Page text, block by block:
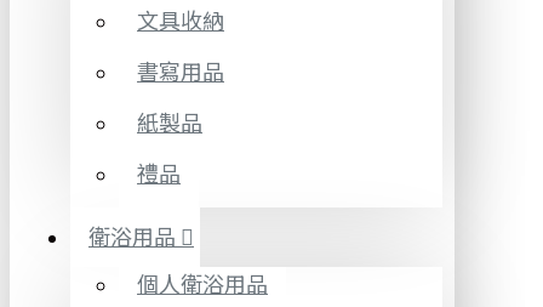
文具收納
書寫用品
紙製品
禮品
衛浴用品
個人衛浴用品